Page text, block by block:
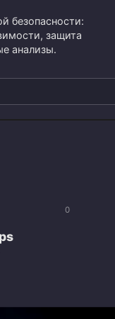
безопасности:
защита
анализы.
0